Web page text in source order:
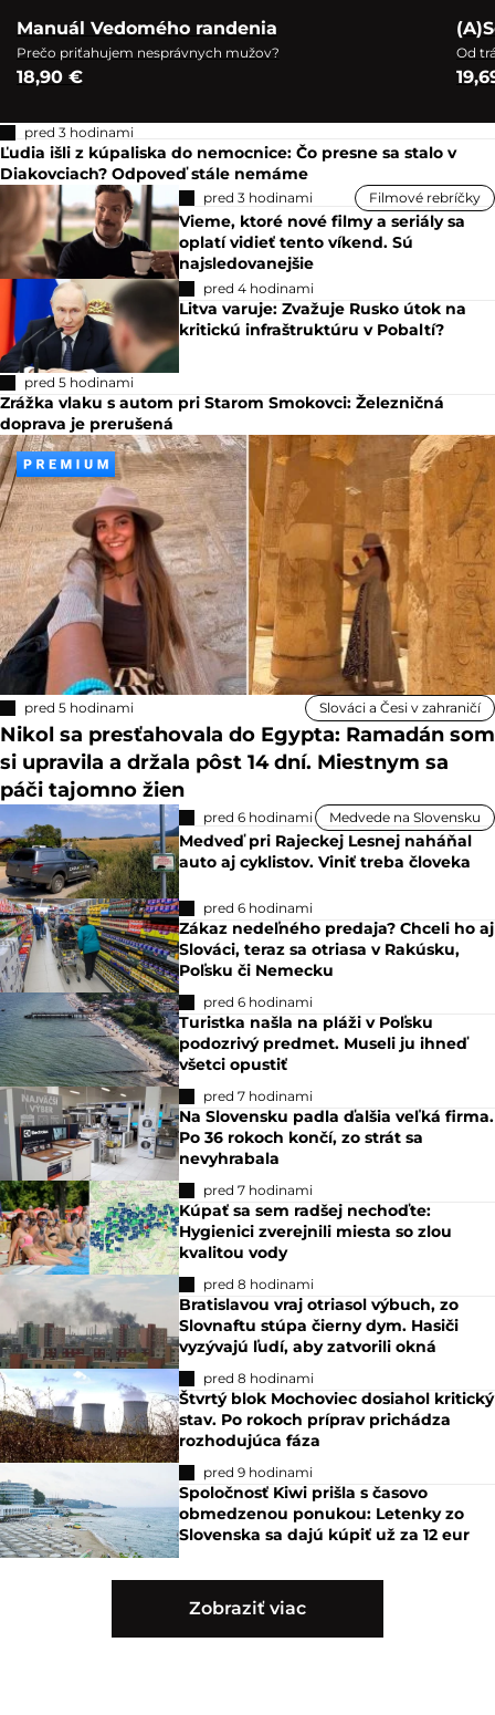
Manuál Vedomého randenia
Prečo priťahujem nesprávnych mužov?
18,90 €
Od
pred 3 hodinami
Ľudia išli z kúpaliska do nemocnice: Čo presne sa stalo v
Diakovciach? Odpoveď stále nemáme
pred 3 hodinami Filmové rebríčky
Vieme, ktoré nové filmy a seriály sa
oplatí vidieť tento víkend. Sú
najsledovanejšie
pred 4 hodinami
Litva varuje: Zvažuje Rusko útok na
kritickú infraštruktúru v Pobaltí?
pred 5 hodinami
Zrážka vlaku s autom pri Starom Smokovci: Železničná
doprava je prerušená
pred 5 hodinami Slováci a Česi v zahraničí
Nikol sa presťahovala do Egypta: Ramadán som
si upravila a držala pôst 14 dní. Miestnym sa
páči tajomno žien
pred 6 hodinami Medvede na Slovensku
Medveď pri Rajeckej Lesnej naháňal
auto aj cyklistov. Viniť treba človeka
pred 6 hodinami
Zákaz nedeľného predaja? Chceli ho aj
Slováci, teraz sa otriasa v Rakúsku,
Poľsku či Nemecku
pred 6 hodinami
Turistka našla na pláži v Poľsku
podozrivý predmet. Museli ju ihneď
všetci opustiť
pred 7 hodinami
Na Slovensku padla ďalšia veľká firma.
Po 36 rokoch končí, zo strát sa
nevyhrabala
pred 7 hodinami
Kúpať sa sem radšej nechoďte:
Hygienici zverejnili miesta so zlou
kvalitou vody
pred 8 hodinami
Bratislavou vraj otriasol výbuch, zo
Slovnaftu stúpa čierny dym. Hasiči
vyzývajú ľudí, aby zatvorili okná
pred 8 hodinami
Štvrtý blok Mochoviec dosiahol kritický
stav. Po rokoch príprav prichádza
rozhodujúca fáza
pred 9 hodinami
Spoločnosť Kiwi prišla s časovo
obmedzenou ponukou: Letenky zo
Slovenska sa dajú kúpiť už za 12 eur
Zobraziť viac